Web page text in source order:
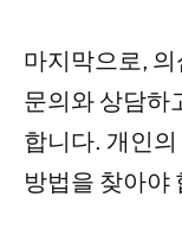
마지막으로,
문의와 상담하
합니다. 개인
방법을 찾아야